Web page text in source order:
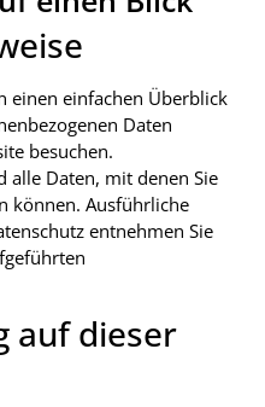
einen einfachen Überblick
Daten
besuchen.
alle Daten, mit denen Sie
können. Ausführliche
entnehmen Sie
auf dieser